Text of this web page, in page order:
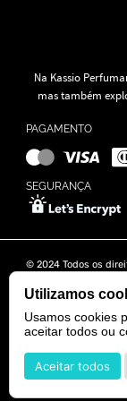
Na Kassio
mas também
PAGAMENTO
SEGURANÇA
© 2024 Todos os
Rua Tapajós n° 481-
Utilizamos
Usamos cookies
aceitar todos ou
Aceitar todos